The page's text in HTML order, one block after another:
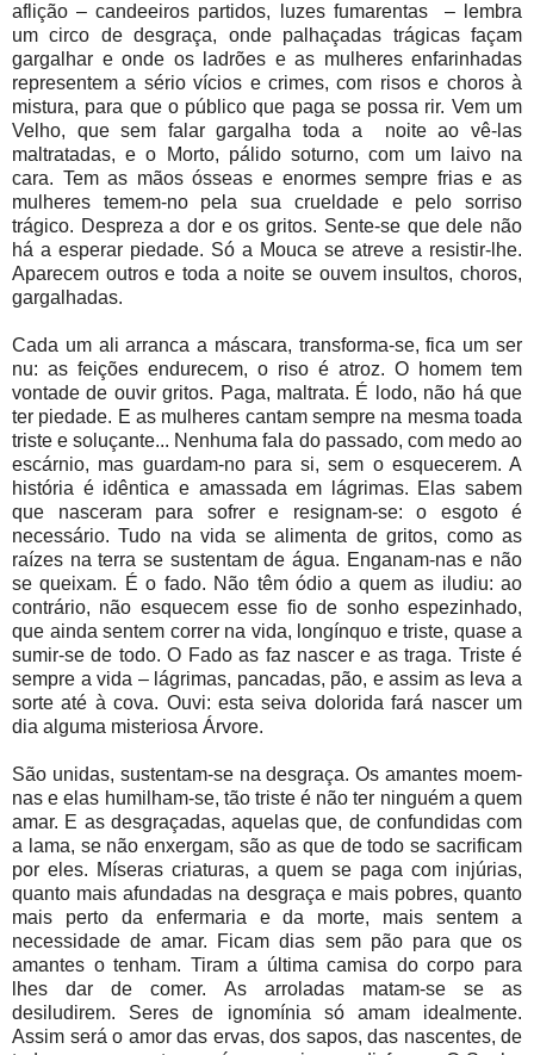
aflição – candeeiros partidos, luzes fumarentas
– lembra
um circo de desgraça, onde palhaçadas trágicas façam
gargalhar e onde os ladrões e as mulheres enfarinhadas
representem a sério vícios e crimes, com risos e choros à
mistura, para que o público que paga se possa rir. Vem um
Velho, que sem falar gargalha toda a
noite ao vê-las
maltratadas, e o Morto, pálido soturno, com um laivo na
cara. Tem as mãos ósseas e enormes sempre frias e as
mulheres temem-no pela sua crueldade e pelo sorriso
trágico. Despreza a dor e os gritos. Sente-se que dele não
há a esperar piedade. Só a Mouca se atreve a resistir-lhe.
Aparecem outros e toda a noite se ouvem insultos, choros,
gargalhadas.
Cada um ali arranca a máscara, transforma-se, fica um ser
nu: as feições endurecem, o riso é atroz. O homem tem
vontade de ouvir gritos. Paga, maltrata. É lodo, não há que
ter piedade. E as mulheres cantam sempre na mesma toada
triste e soluçante... Nenhuma fala do passado, com medo ao
escárnio, mas guardam-no para si, sem o esquecerem. A
história é idêntica e amassada em lágrimas. Elas sabem
que nasceram para sofrer e resignam-se: o esgoto é
necessário. Tudo na vida se alimenta de gritos, como as
raízes na terra se sustentam de água. Enganam-nas e não
se queixam. É o fado. Não têm ódio a quem as iludiu: ao
contrário, não esquecem esse fio de sonho espezinhado,
que ainda sentem correr na vida, longínquo e triste, quase a
sumir-se de todo. O Fado as faz nascer e as traga. Triste é
sempre a vida – lágrimas, pancadas, pão, e assim as leva a
sorte até à cova. Ouvi: esta seiva dolorida fará nascer um
dia alguma misteriosa Árvore.
São unidas, sustentam-se na desgraça. Os amantes moem-
nas e elas humilham-se, tão triste é não ter ninguém a quem
amar. E as desgraçadas, aquelas que, de confundidas com
a lama, se não enxergam, são as que de todo se sacrificam
por eles. Míseras criaturas, a quem se paga com injúrias,
quanto mais afundadas na desgraça e mais pobres, quanto
mais perto da enfermaria e da morte, mais sentem a
necessidade de amar. Ficam dias sem pão para que os
amantes o tenham. Tiram a última camisa do corpo para
lhes dar de comer. As arroladas matam-se se as
desiludirem. Seres de ignomínia só amam idealmente.
Assim será o amor das ervas, dos sapos, das nascentes, de